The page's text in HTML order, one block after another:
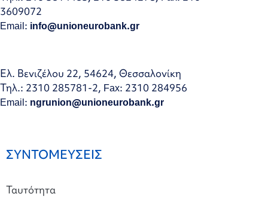
3609072
Email: info@unioneurobank.gr
Ελ. Βενιζέλου 22, 54624, Θεσσαλονίκη
Τηλ.: 2310 285781-2, Fax: 2310 284956
Email: ngrunion@unioneurobank.gr
ΣΥΝΤΟΜΕΥΣΕΙΣ
Ταυτότητα